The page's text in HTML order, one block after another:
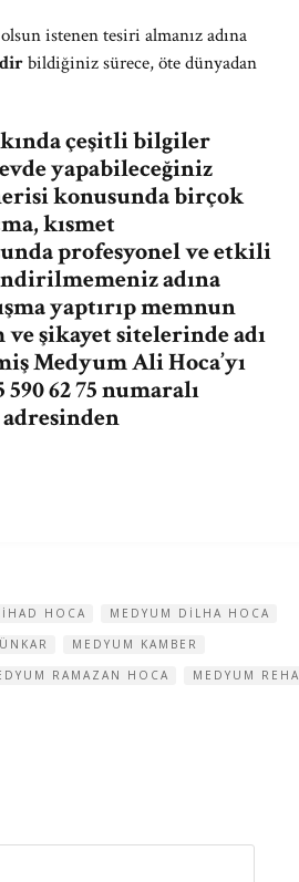
istenen tesiri almanız adına
bildiğiniz sürece, öte dünyadan
çeşitli bilgiler
yapabileceğiniz
konusunda birçok
kısmet
profesyonel ve etkili
adına
yaptırıp memnun
şikayet sitelerinde adı
Medyum Ali Hoca’yı
62 75 numaralı
HOCA
MEDYUM DILHA HOCA
MEDYUM KAMBER
RAMAZAN HOCA
MEDYUM REHA